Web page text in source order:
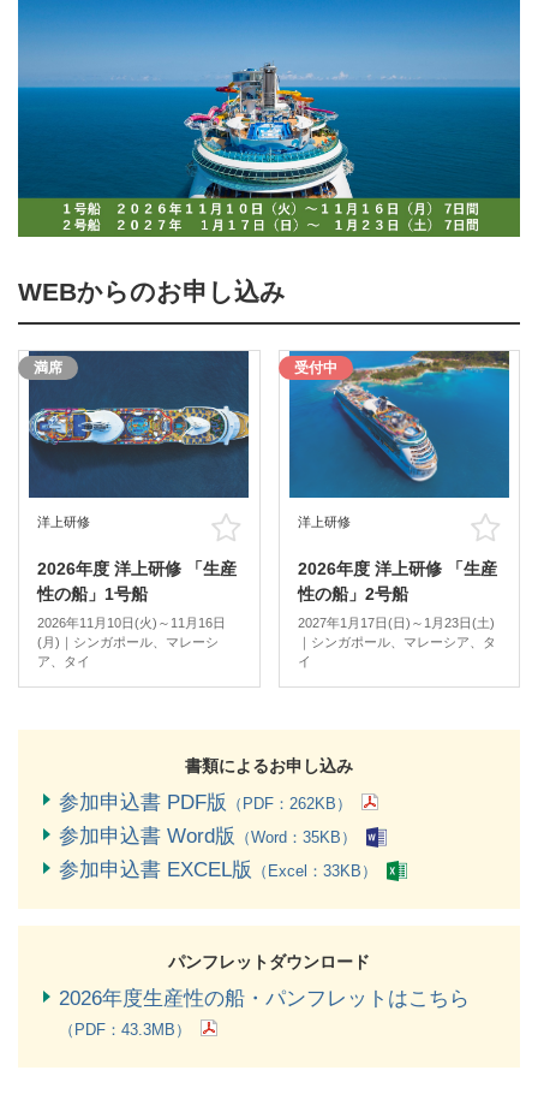
WEBからのお申し込み
満席
洋上研修 お気に入り
2026年度 洋上研修 「生産
性の船」1号船
2026年11月10日(火)～11月16日
(月)｜シンガポール、マレーシ
ア、タイ
受付中
洋上研修
2026年度 洋上研修 「生産
性の船」2号船
2027年1月17日(日)～1月23日(土)
｜シンガポール、マレーシア、タ
イ
パンフレットダウンロード
2026年度生産性の船・パンフレットはこちら
（PDF：43.3MB）
書類によるお申し込み
参加申込書 PDF版 （PDF：262KB）
参加申込書 Word版 （Word：35KB）
参加申込書 EXCEL版 （Excel：33KB）